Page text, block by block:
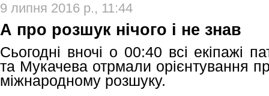
9 липня 2016 р., 11:44
А про розшук нічого і не знав
Сьогодні вночі о 00:40 всі екіпажі
та Мукачева отрмали орієнтування
міжнародному розшуку.